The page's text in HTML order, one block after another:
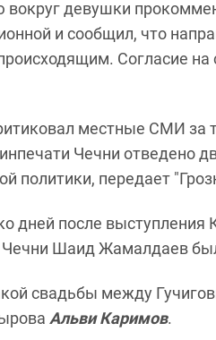
вокруг девушки
и сообщил, что
Согласие
местные СМИ за
Чечни отведено
политики, передает
дней после
Чечни Шаид Жамалдаев
свадьбы между
Альви Каримов.